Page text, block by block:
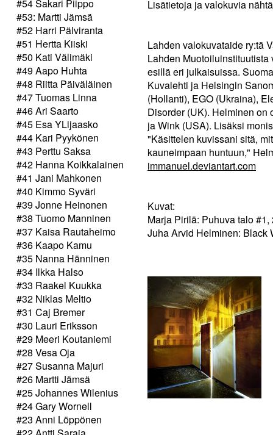
#54 Sakari Piippo
#53: Martti Jämsä
#52 Harri Pälviranta
#51 Hertta Kiiski
#50 Kati Välimäki
#49 Aapo Huhta
#48 Riitta Päiväläinen
#47 Tuomas Linna
#46 Ari Saarto
#45 Esa YLijaasko
#44 Kari Pyykönen
#43 Perttu Saksa
#42 Hanna Koikkalainen
#41 Jani Mahkonen
#40 Kimmo Syväri
#39 Jonne Heinonen
#38 Tuomo Manninen
#37 Kaisa Rautaheimo
#36 Kaapo Kamu
#35 Nanna Hänninen
#34 Ilkka Halso
#33 Raakel Kuukka
#32 Niklas Meltio
#31 Caj Bremer
#30 Lauri Eriksson
#29 Meeri Koutaniemi
#28 Vesa Oja
#27 Susanna Majuri
#26 Martti Jämsä
#25 Johannes Wilenius
#24 Gary Wornell
#23 Anni Löppönen
Lisätietoja ja valokuvia
Lahden valokuvataide ry:tä
Lahden
esillä eri julkaisuissa.
Kuvalehti ja Helsingin
(Hollanti), EGO (Ukraina),
Disorder (UK). Helminen
ja Wink (USA). Lisäksi
"Käsittelen kuvissani sitä,
kauneimpaan huntuun,"
immanuel.deviantart.com
Kuvat:
Marja Pirilä: Puhuva talo
Juha Arvid Helminen: Black